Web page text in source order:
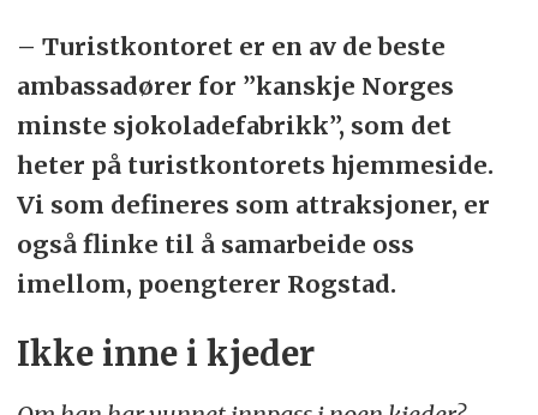
– Turistkontoret er en av de beste
ambassadører for ”kanskje Norges
minste sjokoladefabrikk”, som det
heter på turistkontorets hjemmeside.
Vi som defineres som attraksjoner, er
også flinke til å samarbeide oss
imellom, poengterer Rogstad.
Ikke inne i kjeder